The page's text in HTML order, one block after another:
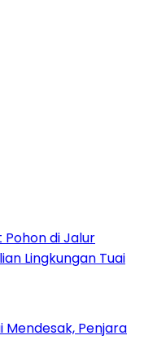
Pohon di Jalur
Lingkungan Tuai
Mendesak, Penjara